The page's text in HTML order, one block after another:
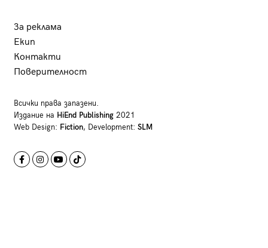
За реклама
Екип
Контакти
Поверителност
Всички права запазени.
Издание на HiEnd Publishing2021
Web Design: Fiction, Development: SLM